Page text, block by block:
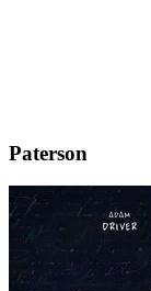
Paterson